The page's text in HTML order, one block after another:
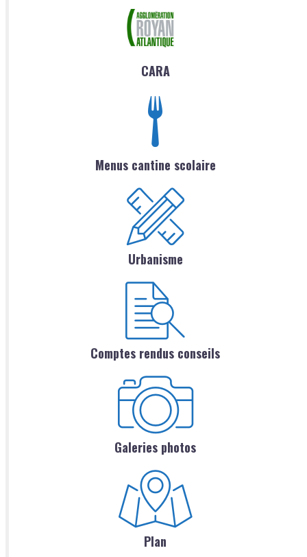
CARA
Menus cantine scolaire
Urbanisme
Comptes rendus conseils
Galeries photos
Plan